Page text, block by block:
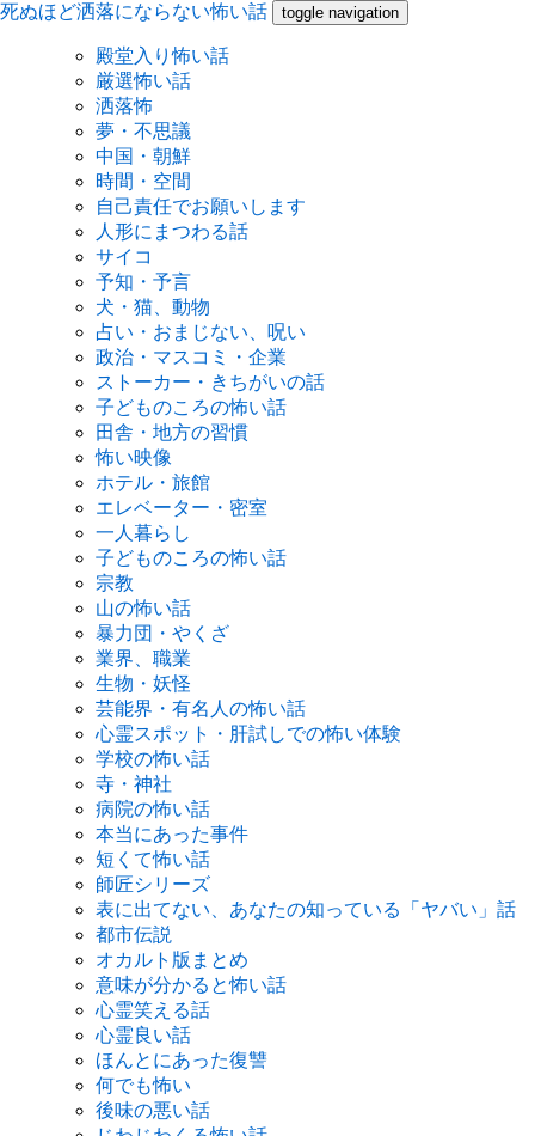
死ぬほど洒落にならない怖い話 toggle navigation
殿堂入り怖い話
厳選怖い話
洒落怖
夢・不思議
中国・朝鮮
時間・空間
自己責任でお願いします
人形にまつわる話
サイコ
予知・予言
犬・猫、動物
占い・おまじない、呪い
政治・マスコミ・企業
ストーカー・きちがいの話
子どものころの怖い話
田舎・地方の習慣
怖い映像
ホテル・旅館
エレベーター・密室
一人暮らし
子どものころの怖い話
宗教
山の怖い話
暴力団・やくざ
業界、職業
生物・妖怪
芸能界・有名人の怖い話
心霊スポット・肝試しでの怖い体験
学校の怖い話
寺・神社
病院の怖い話
本当にあった事件
短くて怖い話
師匠シリーズ
表に出てない、あなたの知っている「ヤバい」話
都市伝説
オカルト版まとめ
意味が分かると怖い話
心霊笑える話
心霊良い話
ほんとにあった復讐
何でも怖い
後味の悪い話